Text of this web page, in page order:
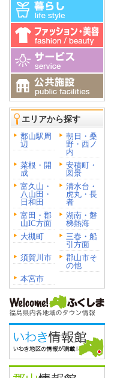
エリアから探す
郡山駅周
辺
朝日・桑
野・西ノ
内
菜根・開
成
安積町・
図景
富久山・
八山田・
日和田
清水台・
虎丸・長
者
富田・郡
山IC方面
湖南・磐
梯熱海
大槻町
三春・船
引方面
須賀川市
郡山市そ
の他
本宮市